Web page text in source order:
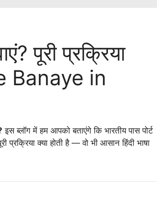
पूरी प्रक्रिया
Banaye in
इस ब्लॉग में हम आपको बताएंगे कि भारतीय पास पोर्ट
क्या होती है — वो भी आसान हिंदी भाषा